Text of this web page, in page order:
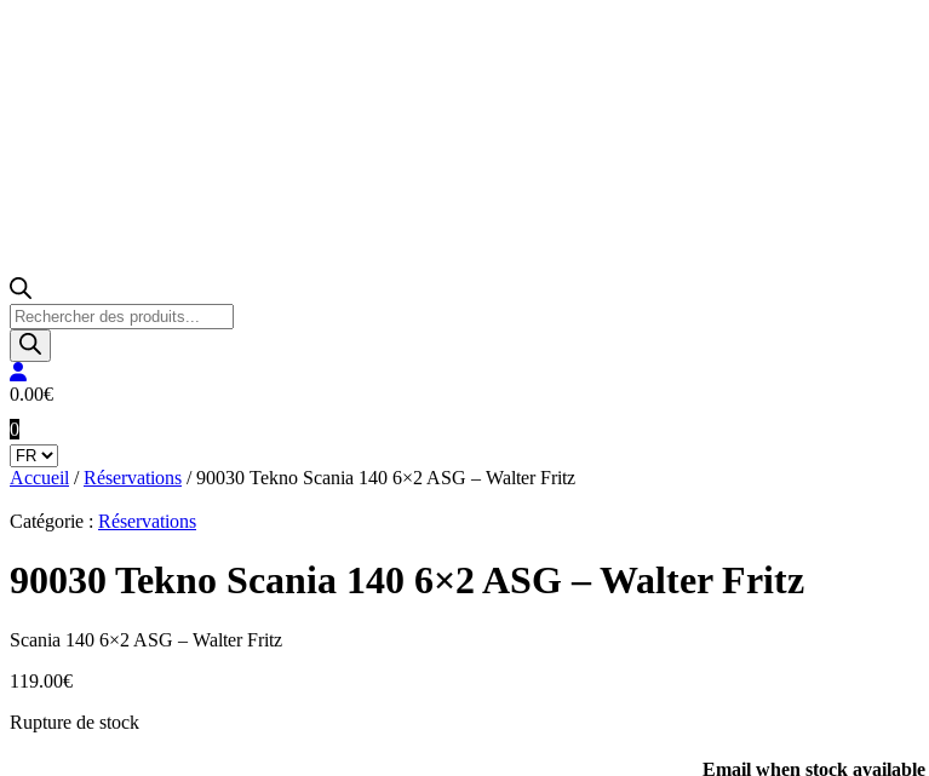
Recherche
de
produits
0.00€
0
Accueil /Réservations / 90030 Tekno Scania 140 6×2 ASG – Walter Fritz
Catégorie : Réservations
90030 Tekno Scania 140 6×2 ASG – Walter Fritz
Scania 140 6×2 ASG – Walter Fritz
119.00€
Rupture de stock
Email when stock available